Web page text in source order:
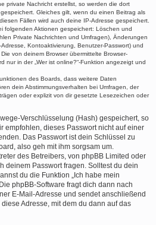
private Nachricht erstellst, so werden die dort
Gleiches gilt, wenn du einen Beitrag als
Fällen wird auch deine IP-Adresse gespeichert.
folgenden Aktionen gespeichert: Löschen und
Private Nachrichten und Umfragen), Änderungen
Kontoaktivierung, Benutzer-Passwort) und
von deinem Browser übermittelte Browser-
nur in der „Wer ist online?“-Funktion angezeigt und
des Boards, dass weitere Daten
dein Abstimmungsverhalten bei Umfragen, der
oder explizit von dir gesetzte Lesezeichen oder
Verschlüsselung (Hash) gespeichert, so
empfohlen, dieses Passwort nicht auf einer
Das Passwort ist dein Schlüssel zu
also geh mit ihm sorgsam um.
des Betreibers, von phpBB Limited oder
deinem Passwort fragen. Solltest du dein
du die Funktion „Ich habe mein
phpBB-Software fragt dich dann nach
E-Mail-Adresse und sendet anschließend
Adresse, mit dem du dann auf das